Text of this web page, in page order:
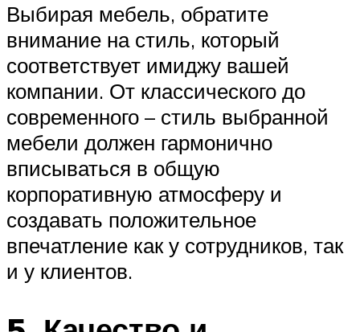
Выбирая мебель, обратите
внимание на стиль, который
соответствует имиджу вашей
компании. От классического до
современного – стиль выбранной
мебели должен гармонично
вписываться в общую
корпоративную атмосферу и
создавать положительное
впечатление как у сотрудников, так
и у клиентов.